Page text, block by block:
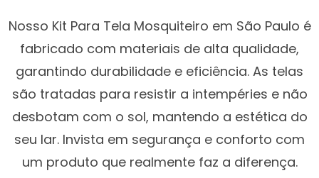
Nosso Kit Para Tela Mosquiteiro em São Paulo é
fabricado com materiais de alta qualidade,
garantindo durabilidade e eficiência. As telas
são tratadas para resistir a intempéries e não
desbotam com o sol, mantendo a estética do
seu lar. Invista em segurança e conforto com
um produto que realmente faz a diferença.